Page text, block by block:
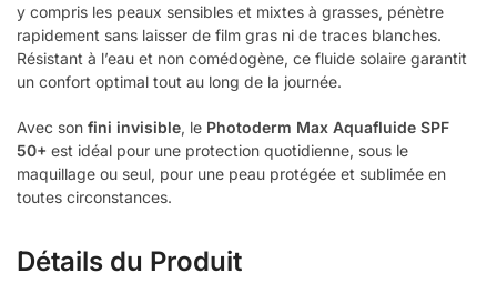
y compris les peaux sensibles et mixtes à grasses, pénètre
rapidement sans laisser de film gras ni de traces blanches.
Résistant à l’eau et non comédogène, ce fluide solaire garantit
un confort optimal tout au long de la journée.
Avec son fini invisible, le Photoderm Max Aquafluide SPF
50+ est idéal pour une protection quotidienne, sous le
maquillage ou seul, pour une peau protégée et sublimée en
toutes circonstances.
Détails du Produit